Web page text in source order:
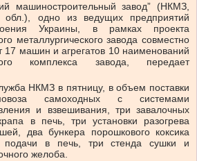
машиностроительный завод” (НКМЗ,
обл.), одно из ведущих предприятий
Украины, в рамках проекта
металлургического завода совместно
17 машин и агрегатов 10 наименований
комплекса завода, передает
НКМЗ в пятницу, в объем поставки
самоходных с системами
и взвешивания, три завалочных
в печь, три установки разогрева
два бункера порошкового коксика
в печь, три стенда сушки и
желоба.